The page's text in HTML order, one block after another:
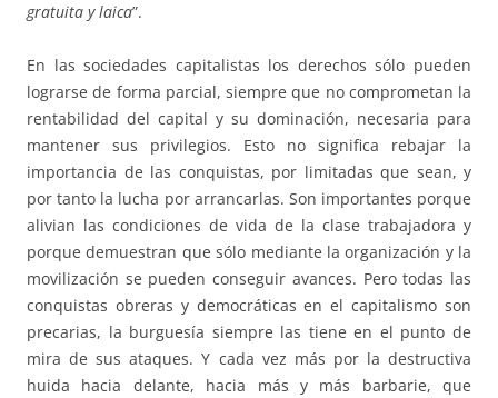
gratuita y laica”.
En las sociedades capitalistas los derechos sólo pueden
lograrse de forma parcial, siempre que no comprometan la
rentabilidad del capital y su dominación, necesaria para
mantener sus privilegios. Esto no significa rebajar la
importancia de las conquistas, por limitadas que sean, y
por tanto la lucha por arrancarlas. Son importantes porque
alivian las condiciones de vida de la clase trabajadora y
porque demuestran que sólo mediante la organización y la
movilización se pueden conseguir avances. Pero todas las
conquistas obreras y democráticas en el capitalismo son
precarias, la burguesía siempre las tiene en el punto de
mira de sus ataques. Y cada vez más por la destructiva
huida hacia delante, hacia más y más barbarie, que